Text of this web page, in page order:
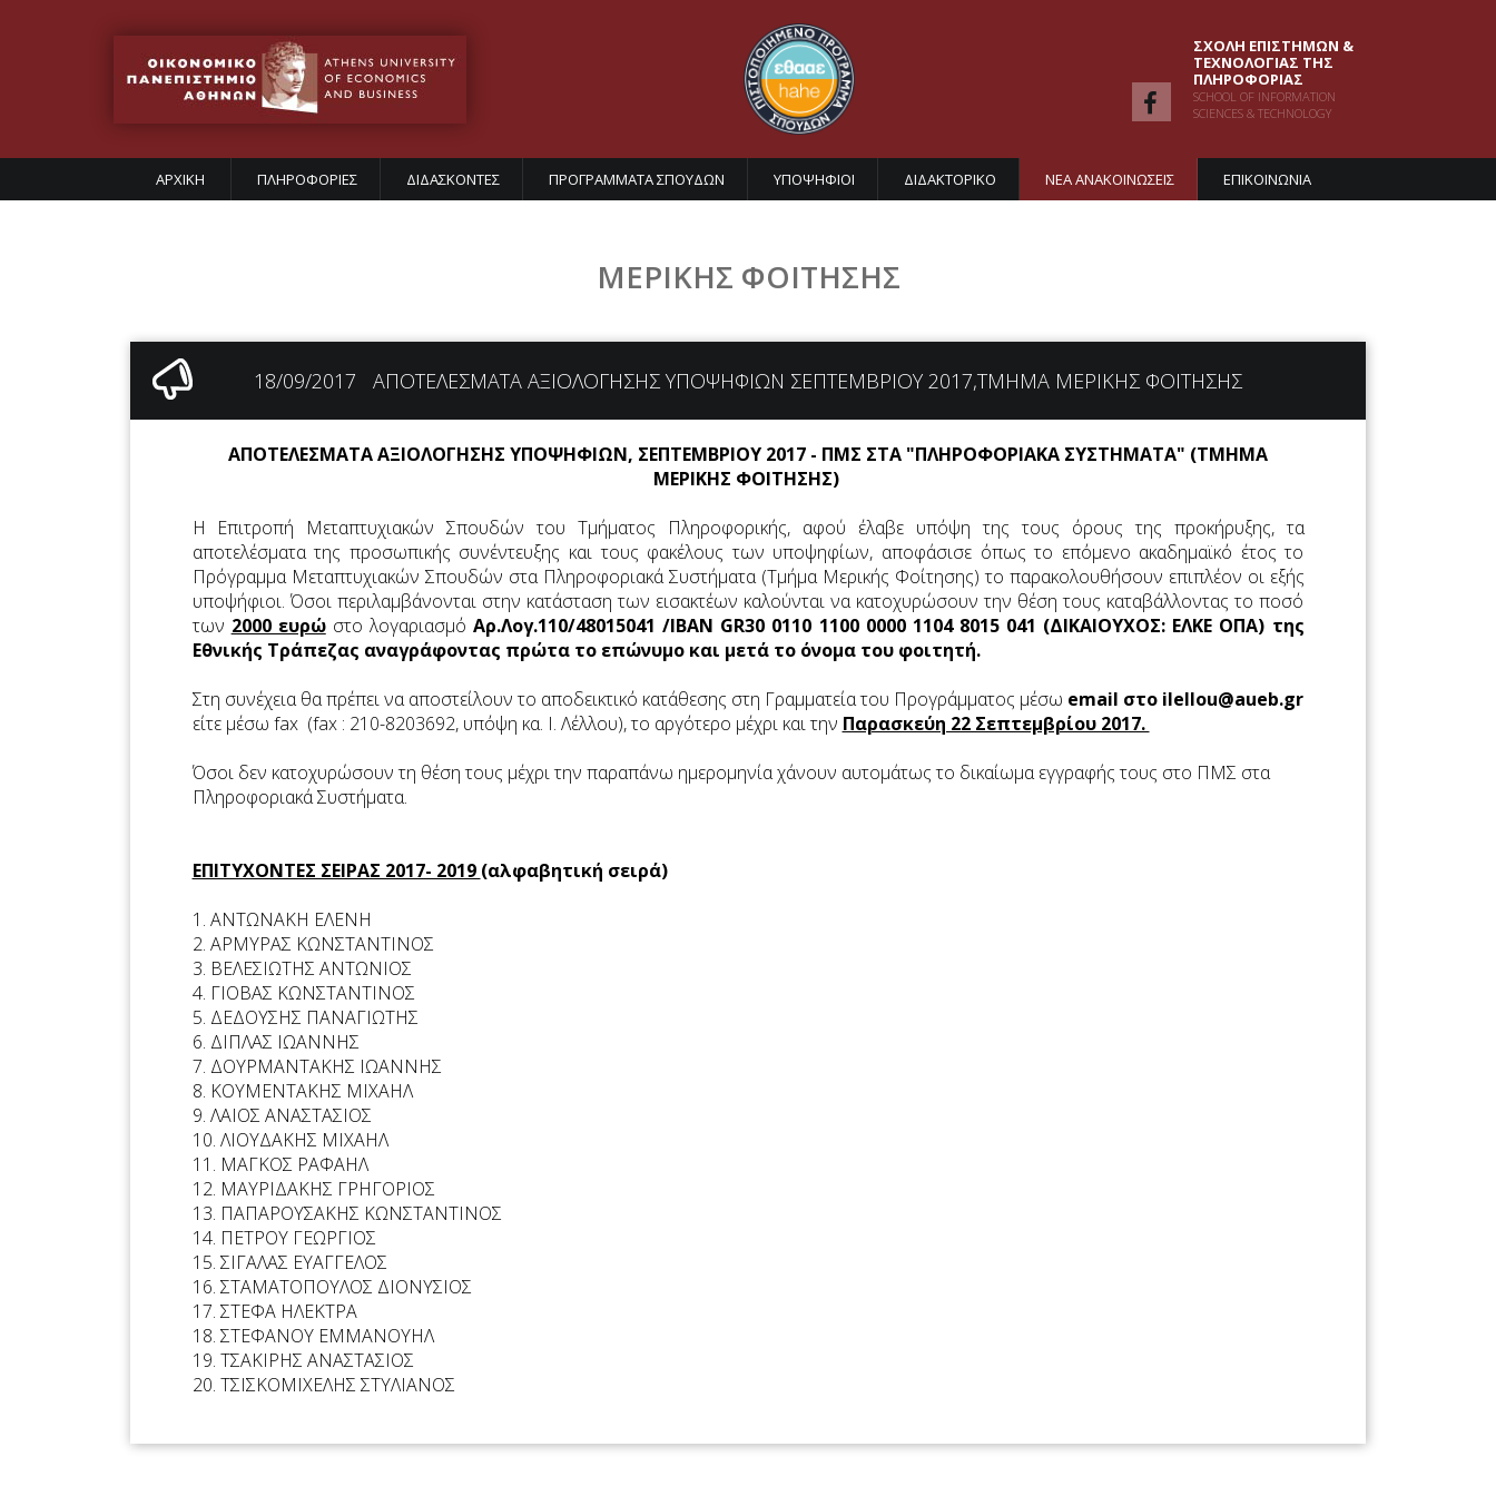
ΣΧΟΛΗ ΕΠΙΣΤΗΜΩΝ &
ΤΕΧΝΟΛΟΓΙΑΣ ΤΗΣ
ΠΛΗΡΟΦΟΡΙΑΣ
SCHOOL OF INFORMATION
SCIENCES & TECHNOLOGY
ΑΡΧΙΚΗ ΠΛΗΡΟΦΟΡΙΕΣ ΔΙΔΑΣΚΟΝΤΕΣ ΠΡΟΓΡΑΜΜΑΤΑ ΣΠΟΥΔΩΝ ΥΠΟΨΗΦΙΟΙ ΔΙΔΑΚΤΟΡΙΚΟ ΝΕΑ ΑΝΑΚΟΙΝΩΣΕΙΣ ΕΠΙΚΟΙΝΩΝΙΑ
ΜΕΡΙΚΗΣ ΦΟΙΤΗΣΗΣ
18/09/2017 ΑΠΟΤΕΛΕΣΜΑΤΑ ΑΞΙΟΛΟΓΗΣΗΣ ΥΠΟΨΗΦΙΩΝ ΣΕΠΤΕΜΒΡΙΟΥ 2017,ΤΜΗΜΑ ΜΕΡΙΚΗΣ ΦΟΙΤΗΣΗΣ
ΑΠΟΤΕΛΕΣΜΑΤΑ ΑΞΙΟΛΟΓΗΣΗΣ ΥΠΟΨΗΦΙΩΝ, ΣΕΠΤΕΜΒΡΙΟΥ 2017 - ΠΜΣ ΣΤΑ "ΠΛΗΡΟΦΟΡΙΑΚΑ ΣΥΣΤΗΜΑΤΑ" (ΤΜΗΜΑ
ΜΕΡΙΚΗΣ ΦΟΙΤΗΣΗΣ)
H Επιτροπή Μεταπτυχιακών Σπουδών του Τμήματος Πληροφορικής, αφού έλαβε υπόψη της τους όρους της προκήρυξης, τα
αποτελέσματα της προσωπικής συνέντευξης και τους φακέλους των υποψηφίων, αποφάσισε όπως το επόμενο ακαδημαϊκό έτος το
Πρόγραμμα Μεταπτυχιακών Σπουδών στα Πληροφοριακά Συστήματα (Τμήμα Μερικής Φοίτησης) το παρακολουθήσουν επιπλέον οι εξής
υποψήφιοι. Όσοι περιλαμβάνονται στην κατάσταση των εισακτέων καλούνται να κατοχυρώσουν την θέση τους καταβάλλοντας το ποσό
των 2000 ευρώστο λογαριασμόΑρ.Λογ.110/48015041 /IBAN GR30 0110 1100 0000 1104 8015 041 (ΔΙΚΑΙΟΥΧΟΣ: ΕΛΚΕ ΟΠΑ) της
Εθνικής Τράπεζας αναγράφοντας πρώτα το επώνυμο και μετά το όνομα του φοιτητή.
Στη συνέχεια θα πρέπει να αποστείλουν το αποδεικτικό κατάθεσης στη Γραμματεία του Προγράμματος μέσω email στο ilellou@aueb.gr
είτε μέσω fax (fax : 210-8203692, υπόψη κα. Ι. Λέλλου), το αργότερο μέχρι και την Παρασκεύη 22 Σεπτεμβρίου 2017.
Όσοι δεν κατοχυρώσουν τη θέση τους μέχρι την παραπάνω ημερομηνία χάνουν αυτομάτως το δικαίωμα εγγραφής τους στο ΠΜΣ στα
Πληροφοριακά Συστήματα.
ΕΠΙΤΥΧΟΝΤΕΣ ΣΕΙΡΑΣ 2017- 2019 (αλφαβητική σειρά)
1. ΑΝΤΩΝΑΚΗ ΕΛΕΝΗ
2. ΑΡΜΥΡΑΣ ΚΩΝΣΤΑΝΤΙΝΟΣ
3. ΒΕΛΕΣΙΩΤΗΣ ΑΝΤΩΝΙΟΣ
4. ΓΙΟΒΑΣ ΚΩΝΣΤΑΝΤΙΝΟΣ
5. ΔΕΔΟΥΣΗΣ ΠΑΝΑΓΙΩΤΗΣ
6. ΔΙΠΛΑΣ ΙΩΑΝΝΗΣ
7. ΔΟΥΡΜΑΝΤΑΚΗΣ ΙΩΑΝΝΗΣ
8. ΚΟΥΜΕΝΤΑΚΗΣ ΜΙΧΑΗΛ
9. ΛΑΙΟΣ ΑΝΑΣΤΑΣΙΟΣ
10. ΛΙΟΥΔΑΚΗΣ ΜΙΧΑΗΛ
11. ΜΑΓΚΟΣ ΡΑΦΑΗΛ
12. ΜΑΥΡΙΔΑΚΗΣ ΓΡΗΓΟΡΙΟΣ
13. ΠΑΠΑΡΟΥΣΑΚΗΣ ΚΩΝΣΤΑΝΤΙΝΟΣ
14. ΠΕΤΡΟΥ ΓΕΩΡΓΙΟΣ
15. ΣΙΓΑΛΑΣ ΕΥΑΓΓΕΛΟΣ
16. ΣΤΑΜΑΤΟΠΟΥΛΟΣ ΔΙΟΝΥΣΙΟΣ
17. ΣΤΕΦΑ ΗΛΕΚΤΡΑ
18. ΣΤΕΦΑΝΟΥ ΕΜΜΑΝΟΥΗΛ
19. ΤΣΑΚΙΡΗΣ ΑΝΑΣΤΑΣΙΟΣ
20. ΤΣΙΣΚΟΜΙΧΕΛΗΣ ΣΤΥΛΙΑΝΟΣ